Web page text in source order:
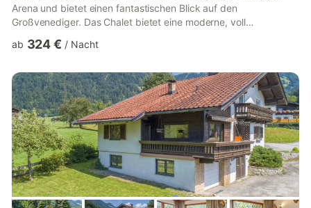
Arena und bietet einen fantastischen Blick auf den
Großvenediger. Das Chalet bietet eine moderne, voll
angrenzendem Esszimmer und direktem Zugang zur
mit einem zusätzlichen Einzelbett) mit eigenem Bad. Das Chalet
verfügt außerdem über einen Skiraum, eine Waschmaschine
und einen Außenpool (geöffnet von Juni bis September)....
ab 324 € / Nacht